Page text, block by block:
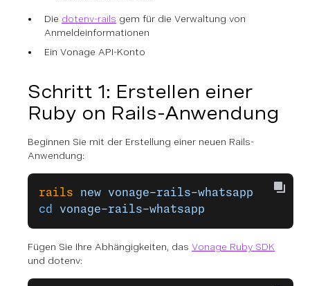
Die dotenv-rails gem für die Verwaltung von
Anmeldeinformationen
Ein Vonage API-Konto
Schritt 1: Erstellen einer
Ruby on Rails-Anwendung
Beginnen Sie mit der Erstellung einer neuen Rails-
Anwendung:
rails new vonage-rails-whatsapp
cd
vonage-rails-whatsapp
Fügen Sie Ihre Abhängigkeiten, das Vonage Ruby SDK
und dotenv: